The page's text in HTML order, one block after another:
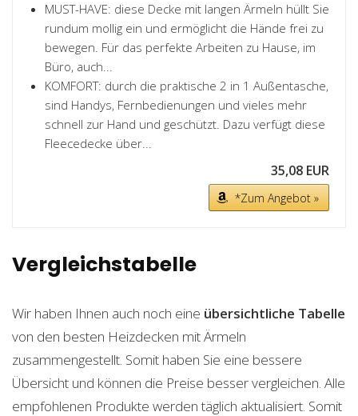
MUST-HAVE: diese Decke mit langen Ärmeln hüllt Sie
rundum mollig ein und ermöglicht die Hände frei zu
bewegen. Für das perfekte Arbeiten zu Hause, im
Büro, auch...
KOMFORT: durch die praktische 2 in 1 Außentasche,
sind Handys, Fernbedienungen und vieles mehr
schnell zur Hand und geschützt. Dazu verfügt diese
Fleecedecke über...
35,08 EUR
*Zum Angebot »
Vergleichstabelle
Wir haben Ihnen auch noch eine übersichtliche Tabelle
von den besten Heizdecken mit Ärmeln
zusammengestellt. Somit haben Sie eine bessere
Übersicht und können die Preise besser vergleichen. Alle
empfohlenen Produkte werden täglich aktualisiert. Somit